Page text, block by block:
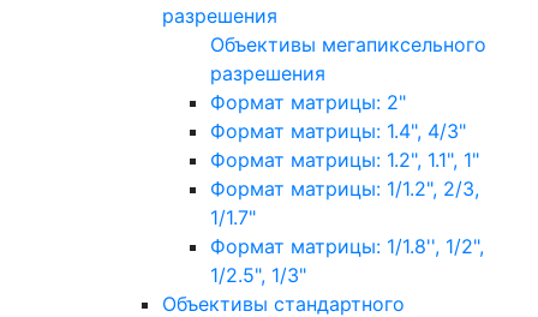
разрешения
Объективы мегапиксельного
разрешения
Формат матрицы: 2"
Формат матрицы: 1.4", 4/3"
Формат матрицы: 1.2", 1.1", 1"
Формат матрицы: 1/1.2", 2/3,
1/1.7"
Формат матрицы: 1/1.8'', 1/2",
1/2.5", 1/3"
Объективы стандартного